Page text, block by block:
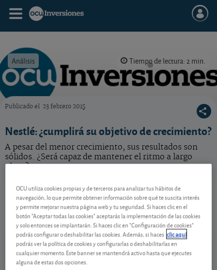
Análisis Tiempo de lectura: 2 min.
Publicado el 23 febrero 2015
Nestlé: ¿cumplirá su objetivo de crecimiento?
A pesar del menor crecimiento, sus resultados son
sólidos. ¿Será capaz de mantener el ritmo a largo
plazo?
Nestlé
CH0038863350
05/08/2026 Zúrich
81,35 CHF
-
Ver detalladamente
Contenido reservado a SOCIOS
OCU utiliza cookies propias y de terceros para analizar tus hábitos de
navegación, lo que permite obtener información sobre qué te suscita interés
y permite mejorar nuestra página web y tu seguridad. Si haces clic en el
botón "Aceptar todas las cookies" aceptarás la implementación de las cookies
y solo entonces se implantarán. Si haces clic en "Configuración de cookies"
podrás configurar o deshabilitar las cookies. Además, si haces clic aquí
podrás ver la política de cookies y configurarlas o deshabilitarlas en
cualquier momento. Este banner se mantendrá activo hasta que ejecutes
alguna de estas dos opciones.